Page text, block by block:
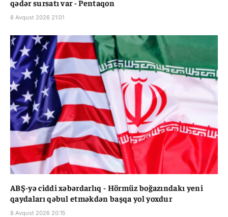
qədər sursatı var - Pentaqon
8 Avqust 2026 21:01
ABŞ-yə ciddi xəbərdarlıq - Hörmüz boğazındakı yeni
qaydaları qəbul etməkdən başqa yol yoxdur
8 Avqust 2026 20:15